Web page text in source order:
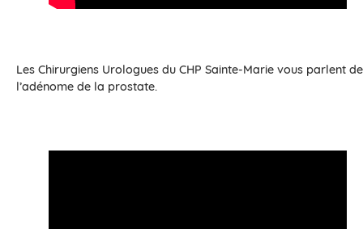
Les Chirurgiens Urologues du CHP Sainte-Marie vous parlent de
l’adénome de la prostate.